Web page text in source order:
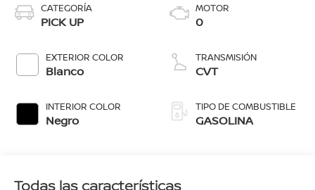
CATEGORÍA
PICK UP
EXTERIOR COLOR
Blanco
INTERIOR COLOR
Negro
MOTOR
0
TRANSMISIÓN
CVT
TIPO DE COMBUSTIBLE
GASOLINA
Todas las características